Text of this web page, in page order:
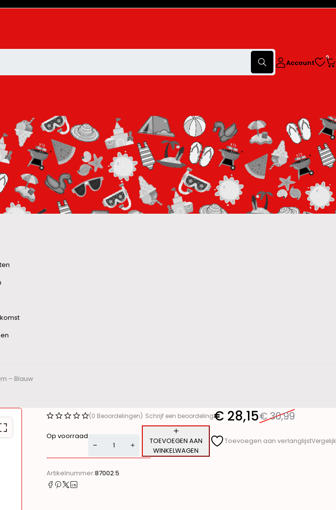
Account
0
– Blauw
(0 Beoordelingen) Schrijf een beoordeling €30,99
€ 28,15
Op voorraad
TOEVOEGEN AAN
WINKELWAGEN
Alternative:
Toevoegen aan verlanglijstVergelijk
Artikelnummer:87002.5